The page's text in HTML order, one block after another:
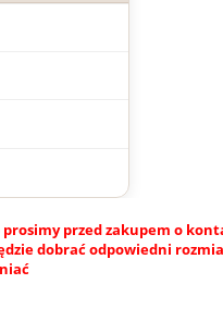
przed zakupem o
dobrać odpowiedni